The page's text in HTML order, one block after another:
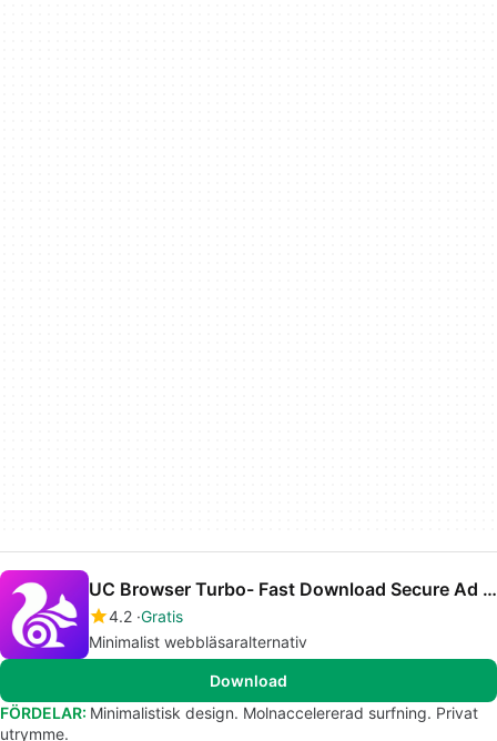
UC Browser Turbo- Fast Download Secure Ad Block
4.2 Gratis
Minimalist webbläsaralternativ
Download
FÖRDELAR: Minimalistisk design. Molnaccelererad surfning. Privat
utrymme.